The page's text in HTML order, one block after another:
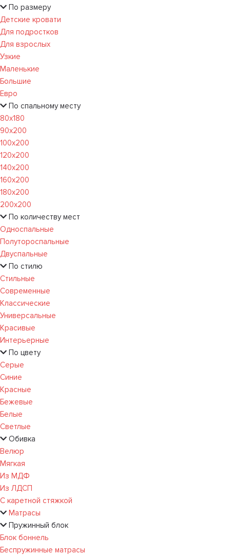
По размеру
Детские кровати
Для подростков
Для взрослых
Узкие
Маленькие
Большие
Евро
По спальному месту
80х180
90х200
100х200
120x200
140х200
160х200
180х200
200х200
По количеству мест
Односпальные
Полутороспальные
Двуспальные
По стилю
Стильные
Современные
Классические
Универсальные
Красивые
Интерьерные
По цвету
Серые
Синие
Красные
Бежевые
Белые
Светлые
Обивка
Велюр
Мягкая
Из МДФ
Из ЛДСП
С каретной стяжкой
Матрасы
Пружинный блок
Блок боннель
Беспружинные матрасы